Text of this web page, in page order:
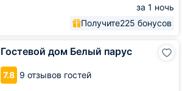
за 1 ночь
Получите225 бонусов
Гостевой дом Белый парус
7.8 9 отзывов гостей